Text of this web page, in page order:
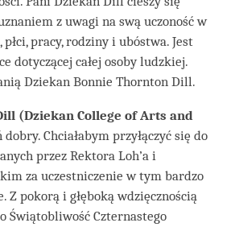
z uwagi na swą uczoność w
pracy, rodziny i ubóstwa. Jest
dotyczącej całej osoby ludzkiej.
Dziekan Bonnie Thornton Dill.
(Dziekan College of Arts and
dobry. Chciałabym przyłączyć się do
przez Rektora Loh’a i
za uczestniczenie w tym bardzo
Z pokorą i głęboką wdzięcznością
Świątobliwość Czternastego